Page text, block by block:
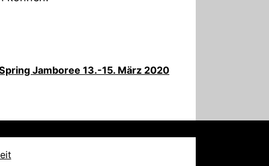
Jamboree 13.-15. März 2020